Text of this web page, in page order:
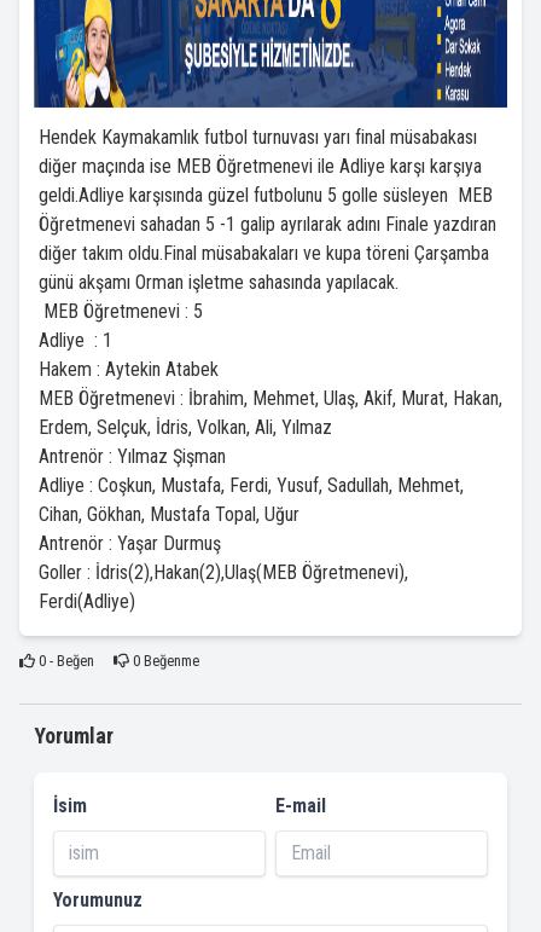
Hendek Kaymakamlık futbol turnuvası yarı final müsabakası
diğer maçında ise MEB Öğretmenevi ile Adliye karşı karşıya
geldi.Adliye karşısında güzel futbolunu 5 golle süsleyen MEB
Öğretmenevi sahadan 5 -1 galip ayrılarak adını Finale yazdıran
diğer takım oldu.Final müsabakaları ve kupa töreni Çarşamba
günü akşamı Orman işletme sahasında yapılacak.
MEB Öğretmenevi : 5
Adliye : 1
Hakem : Aytekin Atabek
MEB Öğretmenevi : İbrahim, Mehmet, Ulaş, Akif, Murat, Hakan,
Erdem, Selçuk, İdris, Volkan, Ali, Yılmaz
Antrenör : Yılmaz Şişman
Adliye : Coşkun, Mustafa, Ferdi, Yusuf, Sadullah, Mehmet,
Cihan, Gökhan, Mustafa Topal, Uğur
Antrenör : Yaşar Durmuş
Goller : İdris(2),Hakan(2),Ulaş(MEB Öğretmenevi),
Ferdi(Adliye)
0- Beğen 0Beğenme
Yorumlar
İsim E-mail
Yorumunuz